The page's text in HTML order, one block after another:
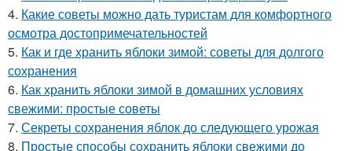
4. Какие советы можно дать туристам для комфортного
осмотра достопримечательностей
5. Как и где хранить яблоки зимой: советы для долгого
сохранения
6. Как хранить яблоки зимой в домашних условиях
свежими: простые советы
7. Секреты сохранения яблок до следующего урожая
8. Простые способы сохранить яблоки свежими до